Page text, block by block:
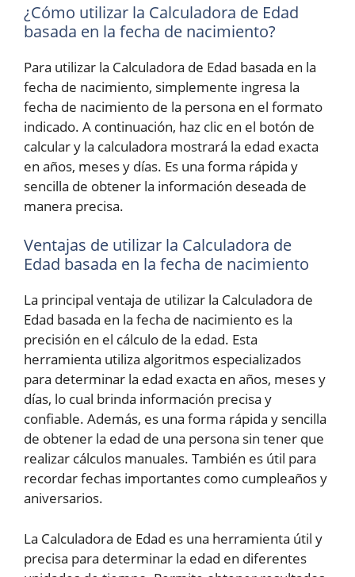
¿Cómo utilizar la Calculadora de Edad
basada en la fecha de nacimiento?
Para utilizar la Calculadora de Edad basada en la
fecha de nacimiento, simplemente ingresa la
fecha de nacimiento de la persona en el formato
indicado. A continuación, haz clic en el botón de
calcular y la calculadora mostrará la edad exacta
en años, meses y días. Es una forma rápida y
sencilla de obtener la información deseada de
manera precisa.
Ventajas de utilizar la Calculadora de
Edad basada en la fecha de nacimiento
La principal ventaja de utilizar la Calculadora de
Edad basada en la fecha de nacimiento es la
precisión en el cálculo de la edad. Esta
herramienta utiliza algoritmos especializados
para determinar la edad exacta en años, meses y
días, lo cual brinda información precisa y
confiable. Además, es una forma rápida y sencilla
de obtener la edad de una persona sin tener que
realizar cálculos manuales. También es útil para
recordar fechas importantes como cumpleaños y
aniversarios.
La Calculadora de Edad es una herramienta útil y
precisa para determinar la edad en diferentes